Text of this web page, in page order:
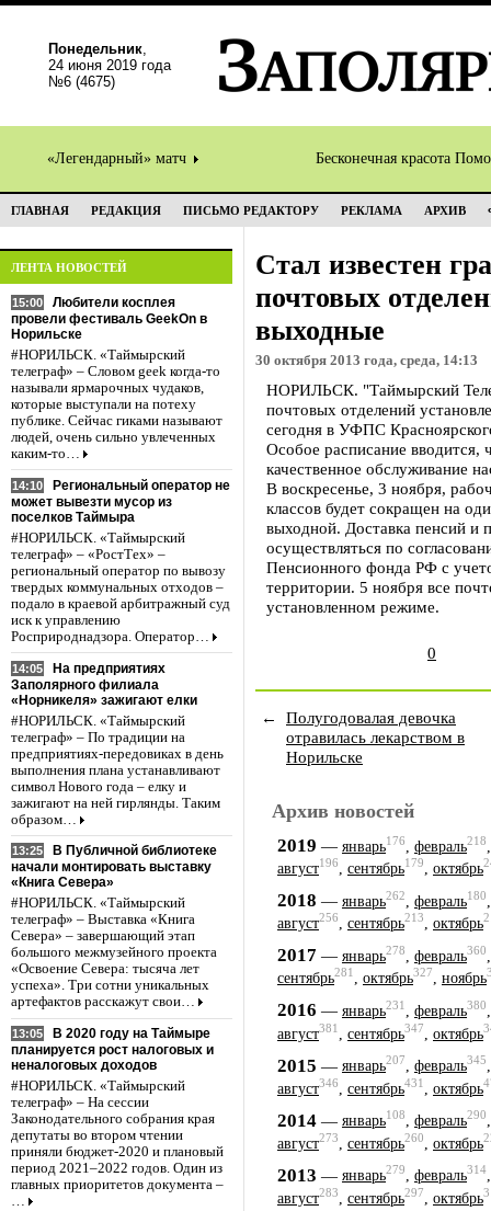
Понедельник,
24 июня 2019 года
№6 (4675)
«Легендарный» матч Бесконечная красота
ГЛАВНАЯ РЕДАКЦИЯ ПИСЬМО РЕДАКТОРУ РЕКЛАМА АРХИВ
ЛЕНТА НОВОСТЕЙ
15:00
Любители косплея
провели фестиваль GeekOn в
Норильске
#НОРИЛЬСК. «Таймырский
телеграф» – Словом geek когда-то
называли ярмарочных чудаков,
которые выступали на потеху
публике. Сейчас гиками называют
людей, очень сильно увлеченных
каким-то…
14:10
Региональный оператор не
может вывезти мусор из
поселков Таймыра
#НОРИЛЬСК. «Таймырский
телеграф» – «РостТех» –
региональный оператор по вывозу
твердых коммунальных отходов –
подало в краевой арбитражный суд
иск к управлению
Росприроднадзора. Оператор…
14:05
На предприятиях
Заполярного филиала
«Норникеля» зажигают елки
#НОРИЛЬСК. «Таймырский
телеграф» – По традиции на
предприятиях-передовиках в день
выполнения плана устанавливают
символ Нового года – елку и
зажигают на ней гирлянды. Таким
образом…
13:25
В Публичной библиотеке
начали монтировать выставку
«Книга Севера»
#НОРИЛЬСК. «Таймырский
телеграф» – Выставка «Книга
Севера» – завершающий этап
большого межмузейного проекта
«Освоение Севера: тысяча лет
успеха». Три сотни уникальных
артефактов расскажут свои…
13:05
В 2020 году на Таймыре
планируется рост налоговых и
неналоговых доходов
#НОРИЛЬСК. «Таймырский
телеграф» – На сессии
Законодательного собрания края
депутаты во втором чтении
приняли бюджет-2020 и плановый
период 2021–2022 годов. Один из
главных приоритетов документа –
…
Стал известен
почтовых
выходные
30 октября 2013 года, среда, 14:13
НОРИЛЬСК. "Таймырский
почтовых отделений
сегодня в УФПС
Особое расписание вводится,
качественное обслуживание
В воскресенье, 3 ноября,
классов будет сокращен на
выходной. Доставка пенсий и
осуществляться по
Пенсионного фонда РФ с
территории. 5 ноября все
установленном режиме.
0
←
Полугодовалая девочка
отравилась лекарством в
Норильске
Архив новостей
2019 — январь176 февраль218
август196, сентябрь179, октябрь
2018 — январь262 февраль180
август256, сентябрь213, октябрь
2017 — январь278 февраль360
сентябрь281, октябрь327, ноябрь
2016 — январь231 февраль380
август381 сентябрь347 октябрь
2015 — январь207, февраль345
август346 сентябрь431 октябрь
2014 — январь108, февраль290
август273 сентябрь260 октябрь
2013 — январь279, февраль314
август283 сентябрь297 октябрь